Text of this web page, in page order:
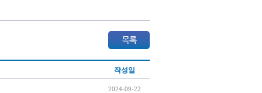
작성일
2024-09-22